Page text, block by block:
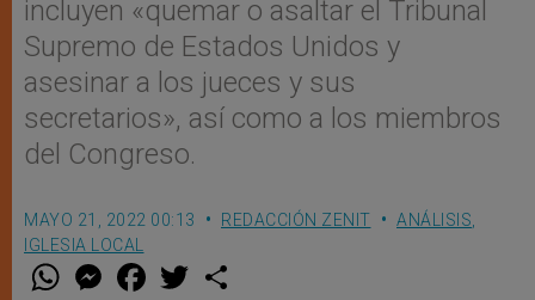
incluyen «quemar o asaltar el Tribunal
Supremo de Estados Unidos y
asesinar a los jueces y sus
secretarios», así como a los miembros
del Congreso.
MAYO 21, 2022 00:13 REDACCIÓN ZENIT ANÁLISIS
IGLESIA LOCAL
W M
e
F
a w